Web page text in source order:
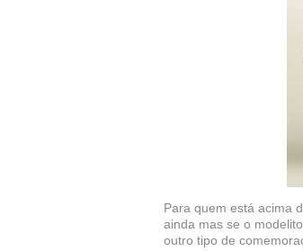
Para quem está acima
ainda mas se o
outro tipo de